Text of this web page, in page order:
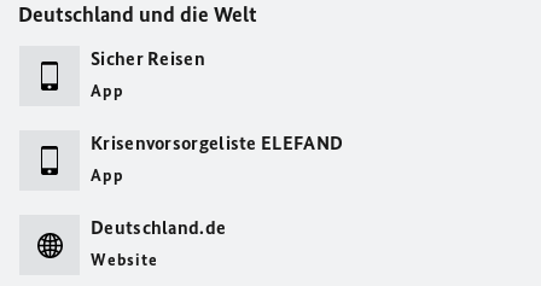
Deutschland und die Welt
Sicher Reisen
App
Krisenvorsorgeliste ELEFAND
App
Deutschland.de
Website